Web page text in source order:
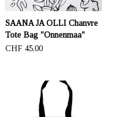
SAANA JA OLLI Chanvre
Tote Bag "Onnenmaa"
46x46 cm
CHF 45,00